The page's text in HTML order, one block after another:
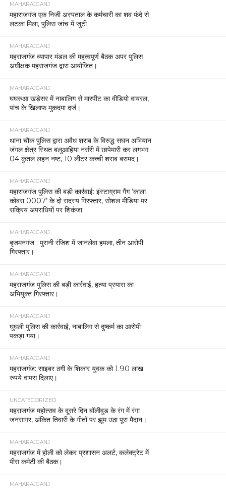
MAHARAJGANJ
महाराजगंज एक निजी अस्पताल के कर्मचारी का शव फंदे से
लटका मिला, पुलिस जांच में जुटी
MAHARAJGANJ
महराजगंज व्यापार मंडल की महत्वपूर्ण बैठक अपर पुलिस
अधीक्षक महराजगंज द्वारा आयोजित।
MAHARAJGANJ
घघरुआ खड़ेसर में नाबालिग से मारपीट का वीडियो वायरल,
पांच के खिलाफ मुकदमा दर्ज।
MAHARAJGANJ
थाना चौक पुलिस द्वारा अवैध शराब के विरुद्ध सघन अभियान
जंगल क्षेत्र स्थित बलुआहिया नर्सरी में छापेमारी कर लगभग
04 कुंतल लहन नष्ट, 10 लीटर कच्ची शराब बरामद।
MAHARAJGANJ
महाराजगंज पुलिस की बड़ी कार्रवाई: इंस्टाग्राम गैंग ‘काला
कोबरा 0007’ के दो सदस्य गिरफ्तार, सोशल मीडिया पर
सक्रिय अपराधियों पर शिकंजा
MAHARAJGANJ
बृजमनगंज : पुरानी रंजिश में जानलेवा हमला, तीन आरोपी
गिरफ्तार।
MAHARAJGANJ
महराजगंज पुलिस की बड़ी कार्रवाई, हत्या प्रयास का
अभियुक्त गिरफ्तार।
MAHARAJGANJ
घुघली पुलिस की कार्रवाई, नाबालिग से दुष्कर्म का आरोपी
पकड़ा गया।
MAHARAJGANJ
महराजगंज: साइबर ठगी के शिकार युवक को 1.90 लाख
रुपये वापस दिलाए।
UNCATEGORIZED
महराजगंज महोत्सव के दूसरे दिन बॉलीवुड के रंग में रंगा
जनसागर, अंकित तिवारी के गीतों पर झूम उठा पूरा मैदान।
MAHARAJGANJ
महराजगंज में होली को लेकर प्रशासन अलर्ट, कलेक्ट्रेट में
पीस कमेटी की बैठक।
MAHARAJGANJ